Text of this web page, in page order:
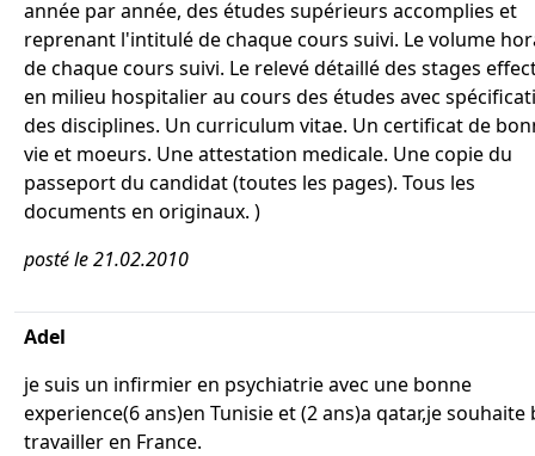
année par année, des études supérieurs accomplies et
reprenant l'intitulé de chaque cours suivi. Le volume
de chaque cours suivi. Le relevé détaillé des stages
en milieu hospitalier au cours des études avec
des disciplines. Un curriculum vitae. Un certificat de
vie et moeurs. Une attestation medicale. Une copie du
passeport du candidat (toutes les pages). Tous les
documents en originaux. )
posté le 21.02.2010
Adel
je suis un infirmier en psychiatrie avec une bonne
experience(6 ans)en Tunisie et (2 ans)a qatar,je souhaite
travailler en France.